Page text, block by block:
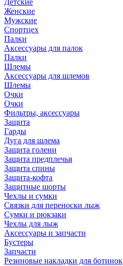
Детские
Женские
Мужские
Спортцех
Палки
Аксессуары для палок
Палки
Шлемы
Аксессуары для шлемов
Шлемы
Очки
Очки
Фильтры, аксессуары
Защита
Гарды
Дуга для шлема
Защита голени
Защита предплечья
Защита спины
Защита-кофта
Защитные шорты
Чехлы и сумки
Связки для переноски лыж
Сумки и рюкзаки
Чехлы для лыж
Аксессуары и запчасти
Бустеры
Запчасти
Резиновые накладки для ботинок